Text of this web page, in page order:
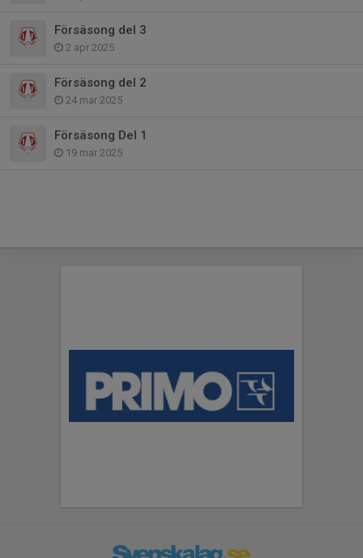
Försäsong del 3
2 apr 2025
Försäsong del 2
24 mar 2025
Försäsong Del 1
19 mar 2025